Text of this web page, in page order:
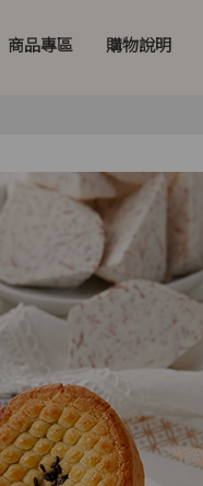
商品專區 購物說明